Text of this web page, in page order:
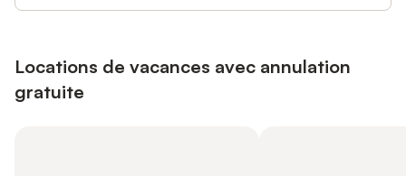
Locations de vacances avec annulation
gratuite